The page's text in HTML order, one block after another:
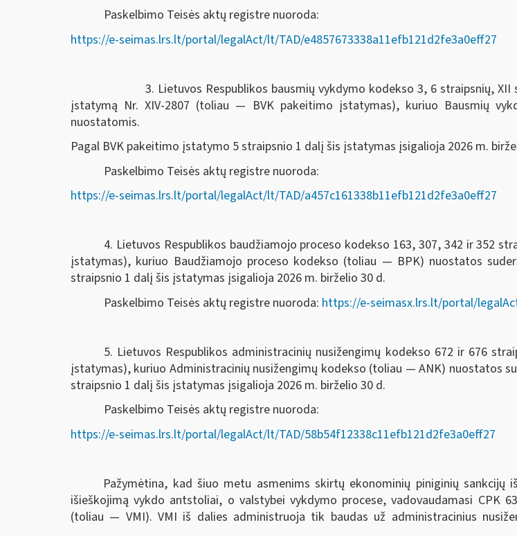
Paskelbimo Teisės aktų registre nuoroda:
https://e-seimas.lrs.lt/portal/legalAct/lt/TAD/e4857673338a11efb121d2fe3a0eff27
3. Lietuvos Respublikos bausmių vykdymo kodekso 3, 6 straipsnių, XII
įstatymą Nr. XIV-2807 (toliau — BVK pakeitimo įstatymas), kuriuo Bausmių
nuostatomis.
Pagal BVK pakeitimo įstatymo 5 straipsnio 1 dalį šis įstatymas įsigalioja 2026 m.
Paskelbimo Teisės aktų registre nuoroda:
https://e-seimas.lrs.lt/portal/legalAct/lt/TAD/a457c161338b11efb121d2fe3a0eff27
4. Lietuvos Respublikos baudžiamojo proceso kodekso 163, 307, 342 ir 352
įstatymas), kuriuo Baudžiamojo proceso kodekso (toliau — BPK) nuostatos
straipsnio 1 dalį šis įstatymas įsigalioja 2026 m. birželio 30 d.
Paskelbimo Teisės aktų registre nuoroda: https://e-seimasx.lrs.lt/portal/
5. Lietuvos Respublikos administracinių nusižengimų kodekso 672 ir 676
įstatymas), kuriuo Administracinių nusižengimų kodekso (toliau — ANK) nuostatos
straipsnio 1 dalį šis įstatymas įsigalioja 2026 m. birželio 30 d.
Paskelbimo Teisės aktų registre nuoroda:
https://e-seimas.lrs.lt/portal/legalAct/lt/TAD/58b54f12338c11efb121d2fe3a0eff27
Pažymėtina, kad šiuo metu asmenims skirtų ekonominių piniginių
išieškojimą vykdo antstoliai, o valstybei vykdymo procese, vadovaudamasi CPK
(toliau — VMI). VMI iš dalies administruoja tik baudas už administracinius